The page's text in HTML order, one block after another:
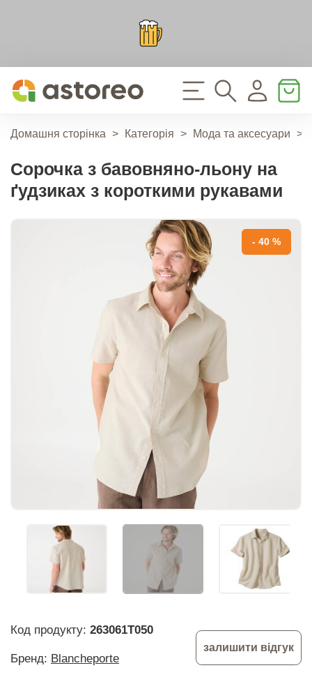
Домашня сторінка > Категорія > Мода та аксесуари >
Сорочка з бавовняно-льону на
ґудзиках з короткими рукавами
- 40 %
Код продукту: 263061T050
Бренд: Blancheporte
залишити відгук